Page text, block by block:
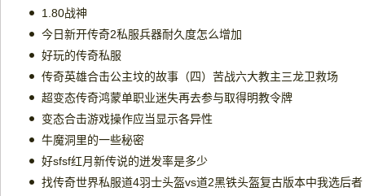
1.80战神
今日新开传奇2私服兵器耐久度怎么增加
好玩的传奇私服
传奇英雄合击公主坟的故事（四）苦战六大教主三龙卫救场
超变态传奇鸿蒙单职业迷失再去参与取得明教令牌
变态合击游戏操作应当显示各异性
牛魔洞里的一些秘密
好sfsf红月新传说的迸发率是多少
找传奇世界私服道4羽士头盔vs道2黑铁头盔复古版本中我选后者